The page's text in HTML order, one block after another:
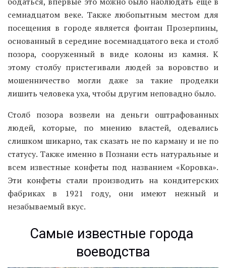
семнадцатом веке. Также любопытным местом для
посещения в городе является фонтан Прозерпины,
основанный в середине восемнадцатого века и столб
позора, сооруженный в виде колоны из камня. К
этому столбу пристегивали людей за воровство и
мошенничество могли даже за такие проделки
лишить человека уха, чтобы другим неповадно было.
Столб позора возвели на деньги оштрафованных
людей, которые, по мнению властей, одевались
слишком шикарно, так сказать не по карману и не по
статусу. Также именно в Познани есть натуральные и
всем известные конфеты под названием «Коровка».
Эти конфеты стали производить на кондитерских
фабриках в 1921 году, они имеют нежный и
незабываемый вкус.
Самые известные города
воеводства